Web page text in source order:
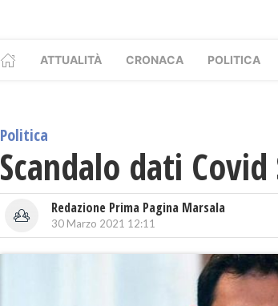
ATTUALITÀ CRONACA POLITICA
Politica
Scandalo dati
Redazione Prima Pagina Marsala
30 Marzo 2021 12:11